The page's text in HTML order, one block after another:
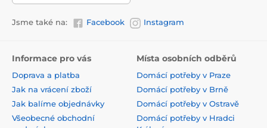
Jsme také na: Facebook Instagram
Informace pro vás
Doprava a platba
Jak na vrácení zboží
Jak balíme objednávky
Všeobecné obchodní
Místa osobních odběrů
Domácí potřeby v Praze
Domácí potřeby v Brně
Domácí potřeby v Ostravě
Domácí potřeby v Hradci